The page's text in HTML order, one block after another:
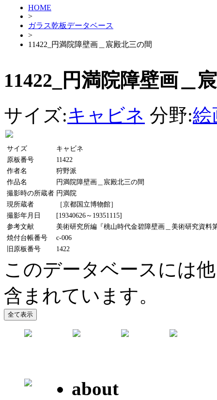
HOME
>
ガラス乾板データベース
>
11422_円満院障壁画＿宸殿北三の間
11422_円満院障壁画＿
サイズ:キャビネ 分野:絵
サイズ
キャビネ
原板番号
11422
作者名
狩野派
作品名
円満院障壁画＿宸殿北三の間
撮影時の所蔵者 円満院
現所蔵者
［京都国立博物館］
撮影年月日
[19340626～19351115]
参考文献
美術研究所編『桃山時代金碧障壁画＿美術研究資料
焼付台帳番号
c-006
旧原板番号
1422
このデータベースには
含まれています。
about